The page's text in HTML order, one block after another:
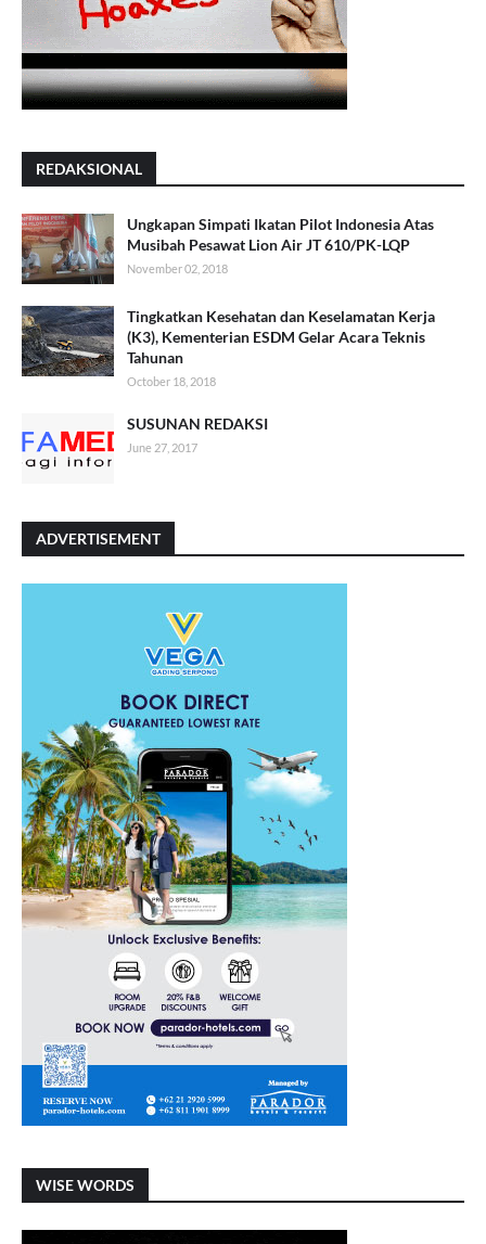
REDAKSIONAL
Ungkapan Simpati Ikatan Pilot Indonesia Atas
Musibah Pesawat Lion Air JT 610/PK-LQP
November 02, 2018
Tingkatkan Kesehatan dan Keselamatan Kerja
(K3), Kementerian ESDM Gelar Acara Teknis
Tahunan
October 18, 2018
SUSUNAN REDAKSI
June 27, 2017
ADVERTISEMENT
WISE WORDS